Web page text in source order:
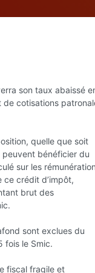
LaCarte
rater !
FGC
son taux abaissé
de cotisations
quelle que soit
bénéficier du
sur les
ce crédit d’impôt,
brut des
sont exclues du
fois le Smic.
fiscal fragile et